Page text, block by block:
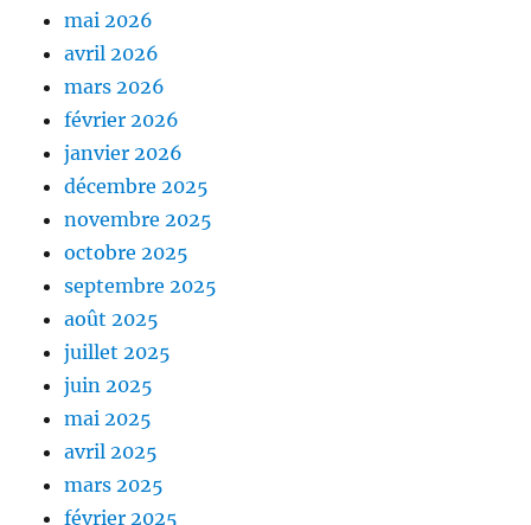
mai 2026
avril 2026
mars 2026
février 2026
janvier 2026
décembre 2025
novembre 2025
octobre 2025
septembre 2025
août 2025
juillet 2025
juin 2025
mai 2025
avril 2025
mars 2025
février 2025